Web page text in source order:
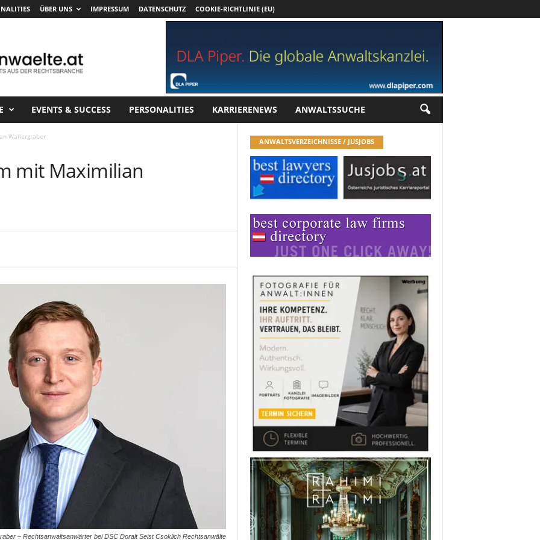
ÜBER UNS IMPRESSUM DATENSCHUTZ COOKIE-RICHTLINIE (EU)
EVENTS & SUCCESS PERSONALITIES KARRIERENEWS ANWALTSSUCHE
Wallergraber
mit Maximilian
– Rechtsanwaltsanwärter bei DSC Doralt Seist Csoklich Rechtsanwälte
ANWALTSVERZEICHNISSE / JUSJOBS